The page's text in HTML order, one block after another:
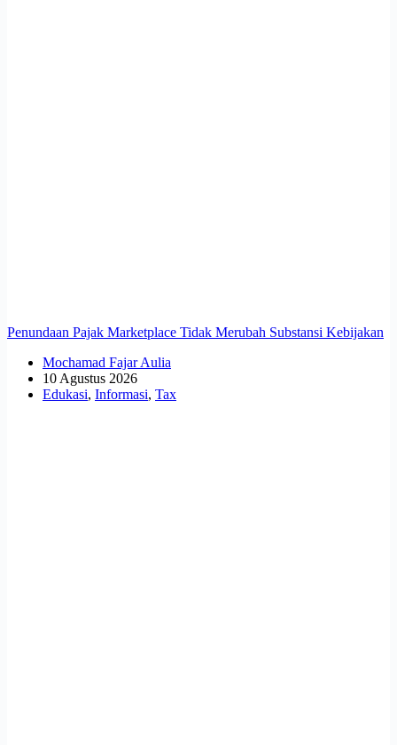
Penundaan Pajak Marketplace Tidak Merubah Substansi Kebijakan
Mochamad Fajar Aulia
10 Agustus 2026
Edukasi, Informasi, Tax